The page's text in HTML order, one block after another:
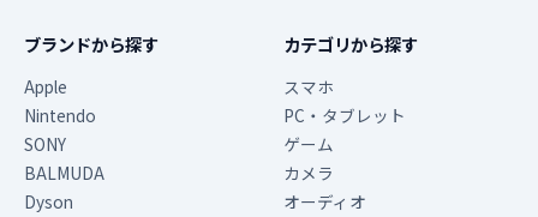
ブランドから探す
Apple
Nintendo
SONY
BALMUDA
Dyson
カテゴリから探す
スマホ
PC・タブレット
ゲーム
カメラ
オーディオ